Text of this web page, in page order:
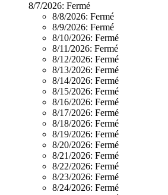
8/7/2026: Fermé
8/8/2026: Fermé
8/9/2026: Fermé
8/10/2026: Fermé
8/11/2026: Fermé
8/12/2026: Fermé
8/13/2026: Fermé
8/14/2026: Fermé
8/15/2026: Fermé
8/16/2026: Fermé
8/17/2026: Fermé
8/18/2026: Fermé
8/19/2026: Fermé
8/20/2026: Fermé
8/21/2026: Fermé
8/22/2026: Fermé
8/23/2026: Fermé
8/24/2026: Fermé